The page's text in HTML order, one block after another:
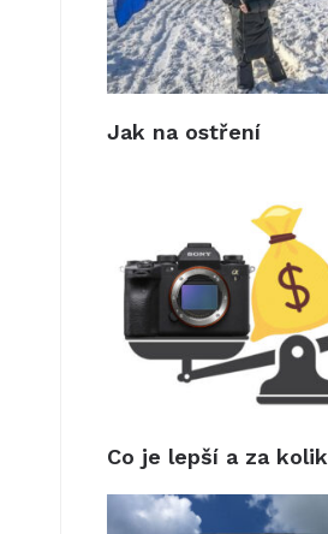
Jak na ostření
Co je lepší a za kolik